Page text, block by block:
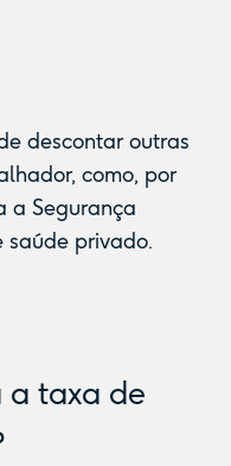
descontar outras
como, por
a Segurança
saúde privado.
taxa de